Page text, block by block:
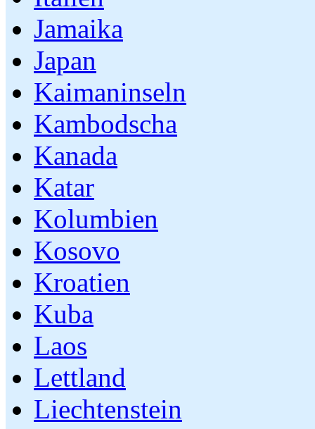
Jamaika
Japan
Kaimaninseln
Kambodscha
Kanada
Katar
Kolumbien
Kosovo
Kroatien
Kuba
Laos
Lettland
Liechtenstein